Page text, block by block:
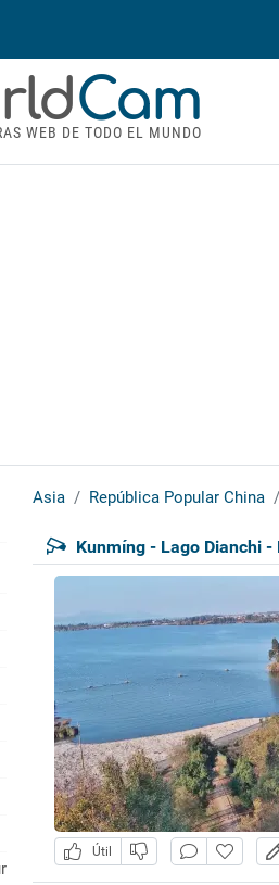
Cam
WEB DE TODO EL MUNDO
Asia República Popular China
Kunmíng - Lago Dianchi
Útil